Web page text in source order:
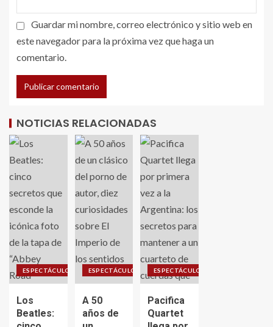
Guardar mi nombre, correo electrónico y sitio web en
este navegador para la próxima vez que haga un
comentario.
NOTICIAS RELACIONADAS
ESPECTÁCULO
Los
Beatles:
ESPECTÁCULO
A 50
años de
ESPECTÁCULO
Pacifica
Quartet